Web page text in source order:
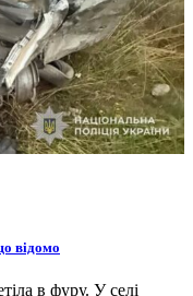
відомо
в фуру. У селі